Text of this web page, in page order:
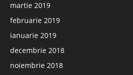
martie 2019
februarie 2019
ianuarie 2019
decembrie 2018
noiembrie 2018